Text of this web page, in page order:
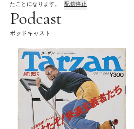
たことになります。
配信停止
Podcast
ポッドキャスト